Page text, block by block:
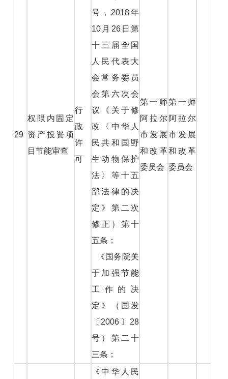
29
权限内固定
资产投资项
目节能审查
行
政
许
可
号，2018年
10月26日第
十三届全国
人民代表大
会常务委员
会第六次会
议《关于修
改〈中华人
民共和国野
生动物保护
法〉等十五
部法律的决
定》第二次
修正）第十
五条；
《国务院关
于加强节能
工作的决
定》（国发
〔2006〕28
号）第二十
三条；
第一师
阿拉尔
市发展
和改革
委员会
第一师
阿拉尔
市发展
和改革
委员会
《中华人民